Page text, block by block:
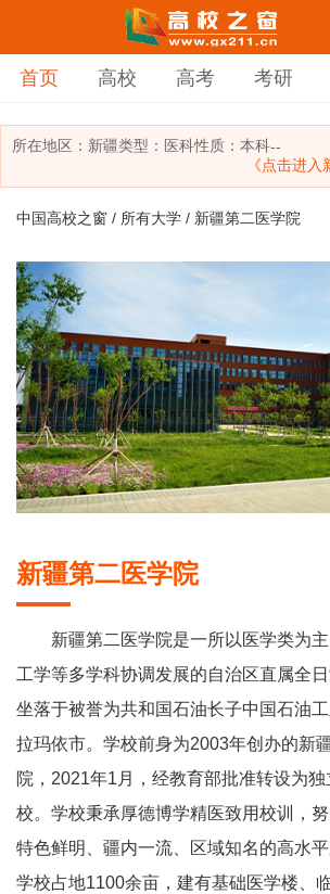
首页 高校 高考 考研
所在地区： 新疆类型： 医科性质：本科--
《点击进入
中国高校之窗 / 所有大学 / 新疆第二医学院
新疆第二医学院
新疆第二医学院是一所以医学类为主
工学等多学科协调发展的自治区直属全日
坐落于被誉为共和国石油长子中国石油
拉玛依市。学校前身为2003年创办的新
院，2021年1月，经教育部批准转设为
校。学校秉承厚德博学精医致用校训，
特色鲜明、疆内一流、区域知名的高水平
学校占地1100余亩，建有基础医学楼、